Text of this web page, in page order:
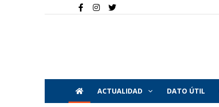
ACTUALIDAD DATO ÚTIL